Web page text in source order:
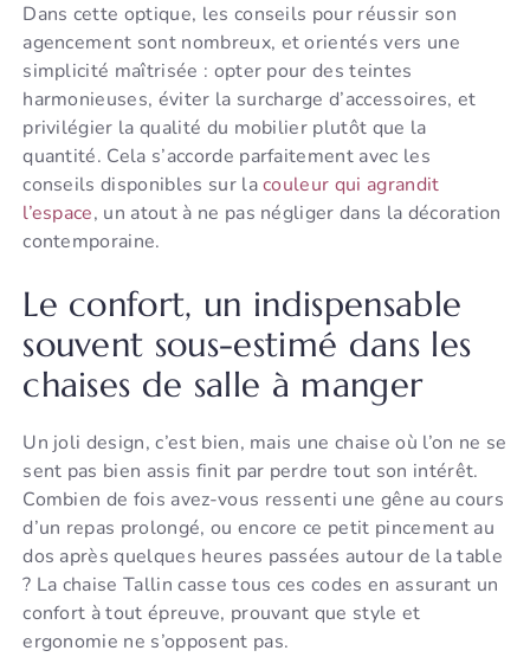
Dans cette optique, les conseils pour réussir son
agencement sont nombreux, et orientés vers une
simplicité maîtrisée : opter pour des teintes
harmonieuses, éviter la surcharge d’accessoires, et
privilégier la qualité du mobilier plutôt que la
quantité. Cela s’accorde parfaitement avec les
conseils disponibles sur lacouleur qui agrandit
l’espace, un atout à ne pas négliger dans la décoration
contemporaine.
Le confort, un indispensable
souvent sous-estimé dans les
chaises de salle à manger
Un joli design, c’est bien, mais une chaise où l’on ne se
sent pas bien assis finit par perdre tout son intérêt.
Combien de fois avez-vous ressenti une gêne au cours
d’un repas prolongé, ou encore ce petit pincement au
dos après quelques heures passées autour de la table
? La chaise Tallin casse tous ces codes en assurant un
confort à tout épreuve, prouvant que style et
ergonomie ne s’opposent pas.